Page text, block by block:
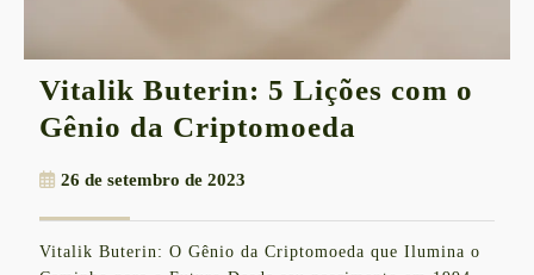
Vitalik Buterin: 5 Lições com o
Gênio da Criptomoeda
Lições
com
26 de setembro de 2023
de
Vitalik Buterin: O Gênio da Criptomoeda que Ilumina o